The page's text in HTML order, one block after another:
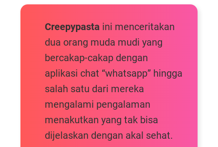
Creepypasta ini menceritakan
dua orang muda mudi yang
bercakap-cakap dengan
aplikasi chat “whatsapp” hingga
salah satu dari mereka
mengalami pengalaman
menakutkan yang tak bisa
dijelaskan dengan akal sehat.